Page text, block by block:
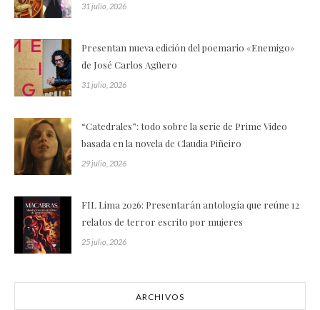
31 julio, 2026
Presentan nueva edición del poemario «Enemigo»
de José Carlos Agüero
31 julio, 2026
“Catedrales”: todo sobre la serie de Prime Video
basada en la novela de Claudia Piñeiro
29 julio, 2026
FIL Lima 2026: Presentarán antología que reúne 12
relatos de terror escrito por mujeres
25 julio, 2026
ARCHIVOS